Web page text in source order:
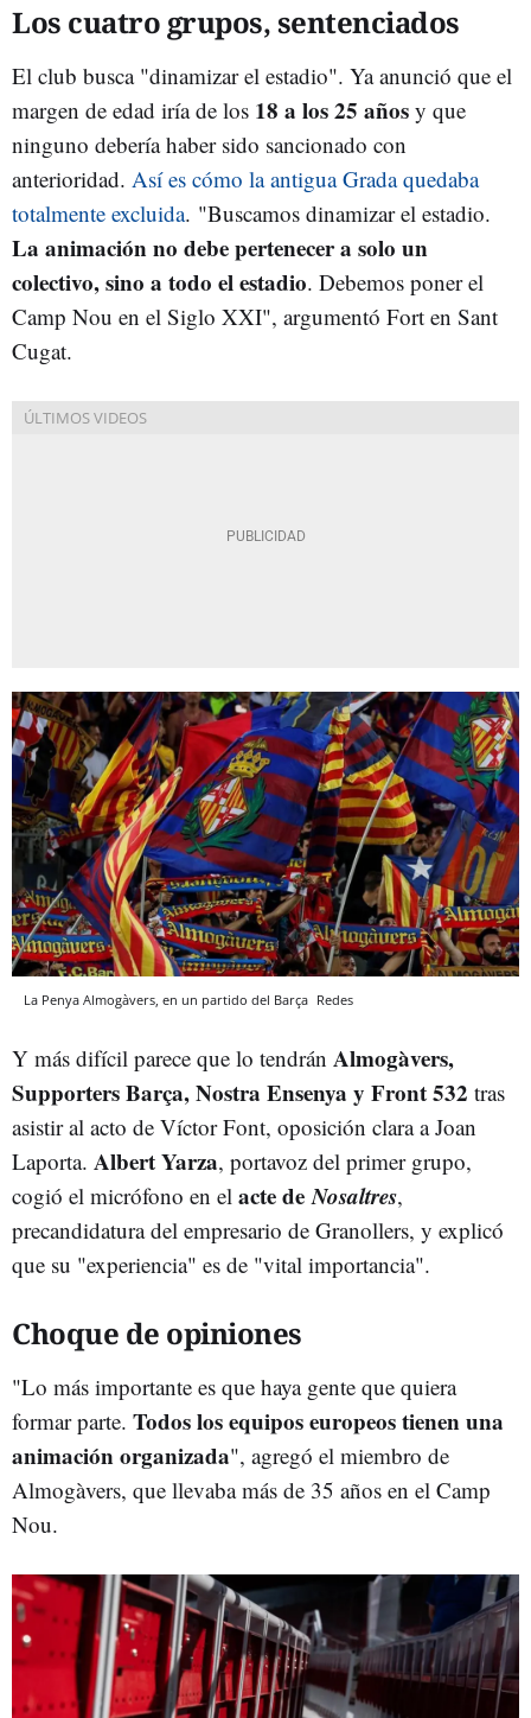
Los cuatro grupos, sentenciados
El club busca "dinamizar el estadio". Ya anunció que el
margen de edad iría de los 18 a los 25 años y que
ninguno debería haber sido sancionado con
anterioridad. Así es cómo la antigua Grada quedaba
totalmente excluida. "Buscamos dinamizar el estadio.
La animación no debe pertenecer a solo un
colectivo, sino a todo el estadio. Debemos poner el
Camp Nou en el Siglo XXI", argumentó Fort en Sant
Cugat.
La Penya Almogàvers, en un partido del Barça Redes
Y más difícil parece que lo tendrán Almogàvers,
Supporters Barça, Nostra Ensenya y Front 532 tras
asistir al acto de Víctor Font, oposición clara a Joan
Laporta. Albert Yarza, portavoz del primer grupo,
cogió el micrófono en el acte deNosaltres,
precandidatura del empresario de Granollers, y explicó
que su "experiencia" es de "vital importancia".
Choque de opiniones
"Lo más importante es que haya gente que quiera
formar parte. Todos los equipos europeos tienen una
animación organizada", agregó el miembro de
Almogàvers, que llevaba más de 35 años en el Camp
Nou.